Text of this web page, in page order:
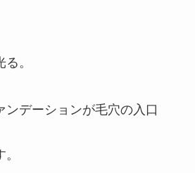
。
ンデーションが毛穴の入口